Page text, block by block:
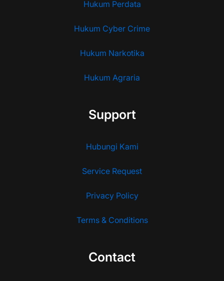
Hukum Perdata
Hukum Cyber Crime
Hukum Narkotika
Hukum Agraria
Support
Hubungi Kami
Service Request
Privacy Policy
Terms & Conditions
Contact